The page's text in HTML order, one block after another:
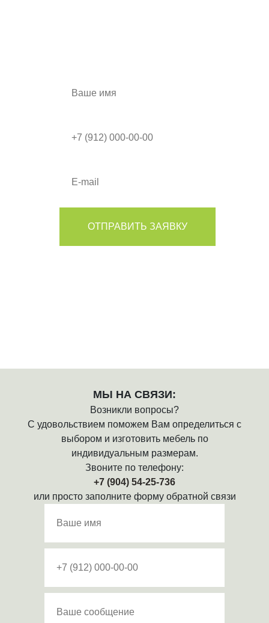
ОТПРАВИТЬ ЗАЯВКУ
МЫ НА СВЯЗИ:
Возникли вопросы?
С удовольствием поможем Вам определиться с
выбором и изготовить мебель по
индивидуальным размерам.
Звоните по телефону:
+7 (904) 54-25-736
или просто заполните форму обратной связи